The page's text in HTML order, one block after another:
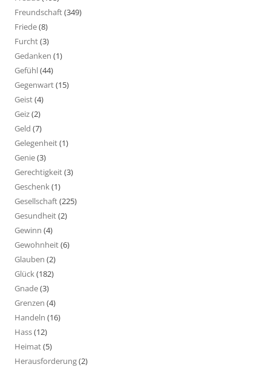
Freundschaft(349)
Friede(8)
Furcht(3)
Gedanken (1)
Gefühl(44)
Gegenwart(15)
Geist(4)
Geiz(2)
Geld (7)
Gelegenheit(1)
Genie(3)
Gerechtigkeit(3)
Geschenk(1)
Gesellschaft(225)
Gesundheit(2)
Gewinn (4)
Gewohnheit(6)
Glauben (2)
Glück(182)
Gnade(3)
Grenzen (4)
Handeln (16)
Hass(12)
Heimat(5)
Herausforderung(2)